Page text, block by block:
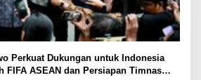
Perkuat Dukungan untuk Indonesia
FIFA ASEAN dan Persiapan Timnas